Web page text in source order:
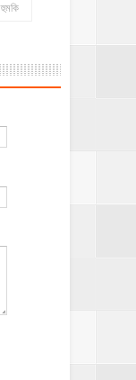
হুমকি